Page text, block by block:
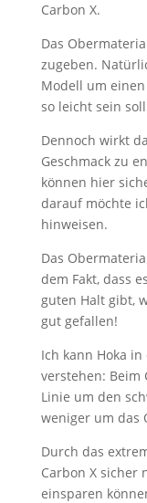
Carbon X.
Das
zugeben.
Modell um
so leicht sein
Dennoch wirkt
Geschmack zu
können hier
darauf möchte
hinweisen.
Das
dem Fakt, dass
guten Halt gibt,
gut gefallen!
Ich kann Hoka
verstehen: Beim
Linie um den
weniger um das
Durch das
Carbon X sicher
einsparen